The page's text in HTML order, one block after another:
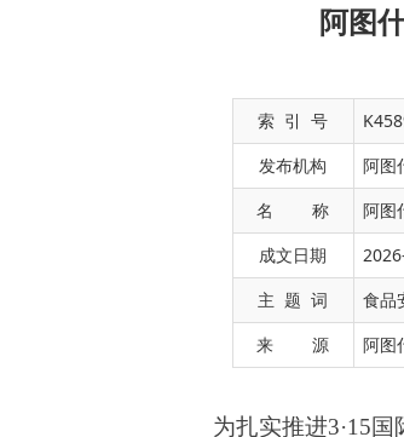
阿图
索 引 号
发布机构
阿图
名 称
阿图
成文日期
主 题 词
食品
来 源
阿图
为扎实推进3·15国际消费
众“舌尖上的安全”，近日，阿
生产企业、食品小作坊、大型
备，系统了解实验室检测功